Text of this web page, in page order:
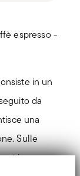
espresso -
in un
da
una
Sulle